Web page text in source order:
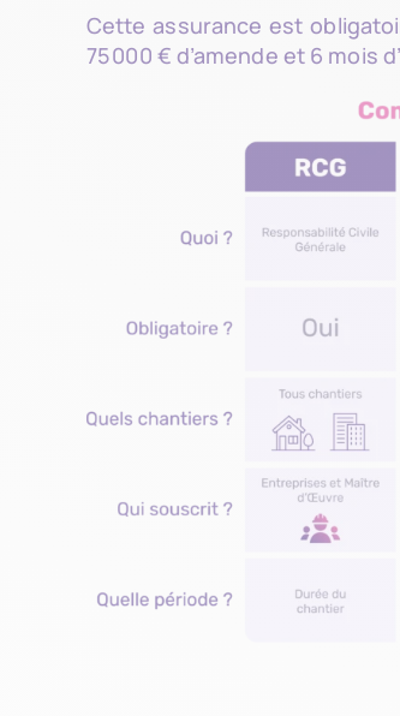
Cette assurance est
75 000 € d’amende et 6 mois